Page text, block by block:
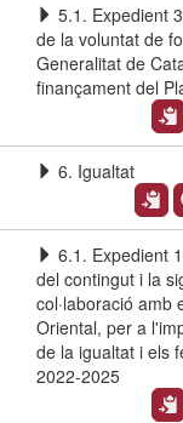
5.1. Expedient
de la voluntat de
Generalitat de
finançament del
6. Igualtat
6.1. Expedient
del contingut i la
col·laboració amb
Oriental, per a
de la igualtat i els
2022-2025